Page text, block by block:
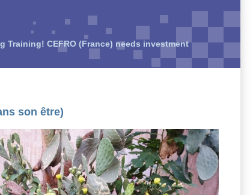
CEFRO (France) needs investment
son être)